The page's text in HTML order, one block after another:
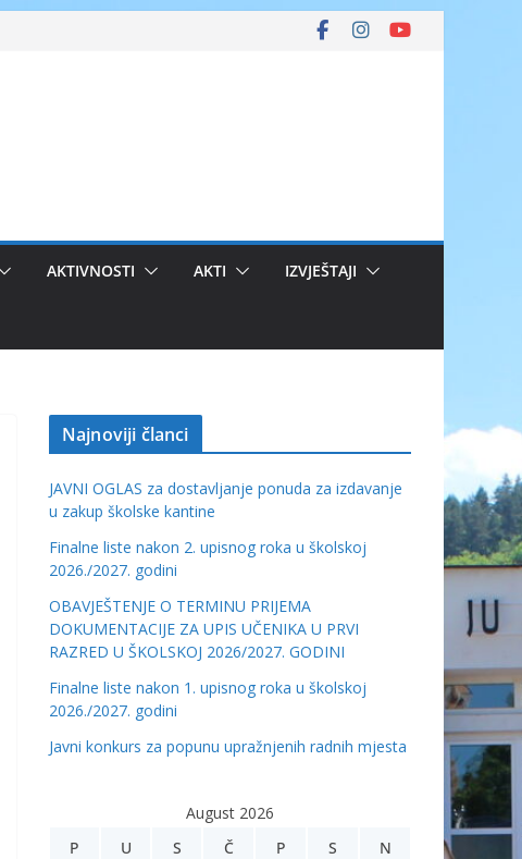
AKTIVNOSTI AKTI IZVJEŠTAJI
Najnoviji članci
JAVNI OGLAS za dostavljanje ponuda za izdavanje
u zakup školske kantine
Finalne liste nakon 2. upisnog roka u školskoj
2026./2027. godini
OBAVJEŠTENJE O TERMINU PRIJEMA
DOKUMENTACIJE ZA UPIS UČENIKA U PRVI
RAZRED U ŠKOLSKOJ 2026/2027. GODINI
Finalne liste nakon 1. upisnog roka u školskoj
2026./2027. godini
Javni konkurs za popunu upražnjenih radnih mjesta
August 2026
P
U S Č P S N